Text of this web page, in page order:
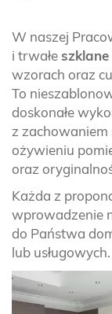
W naszej
i trwałe szklane
wzorach oraz
To
doskonałe
z zachowaniem
ożywieniu
oraz
Każda z
wprowadzenie
do Państwa
lub usługowych.